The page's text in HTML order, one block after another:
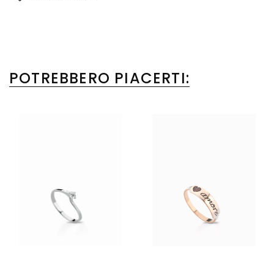
POTREBBERO PIACERTI: